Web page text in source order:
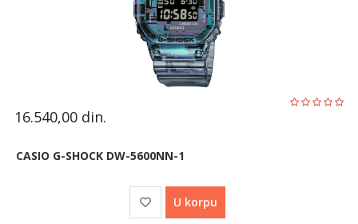
16.540,00 din.
CASIO G-SHOCK DW-5600NN-1
U korpu